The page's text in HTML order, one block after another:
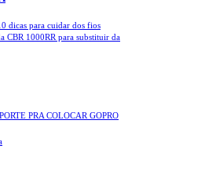
dicas para cuidar dos fios
CBR 1000RR para substituir da
PRA COLOCAR GOPRO